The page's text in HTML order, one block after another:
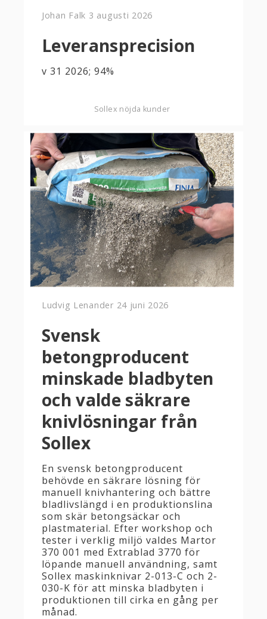
Johan Falk 3 augusti 2026
Leveransprecision
v 31 2026; 94%
Sollex nöjda kunder
Ludvig Lenander 24 juni 2026
Svensk
betongproducent
minskade bladbyten
och valde säkrare
knivlösningar från
Sollex
En svensk betongproducent
behövde en säkrare lösning för
manuell knivhantering och bättre
bladlivslängd i en produktionslina
som skär betongsäckar och
plastmaterial. Efter workshop och
tester i verklig miljö valdes Martor
370 001 med Extrablad 3770 för
löpande manuell användning, samt
Sollex maskinknivar 2-013-C och 2-
030-K för att minska bladbyten i
produktionen till cirka en gång per
månad.